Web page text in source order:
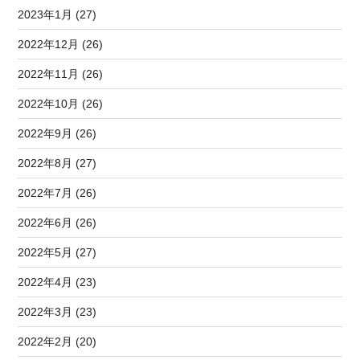
2023年1月 (27)
2022年12月 (26)
2022年11月 (26)
2022年10月 (26)
2022年9月 (26)
2022年8月 (27)
2022年7月 (26)
2022年6月 (26)
2022年5月 (27)
2022年4月 (23)
2022年3月 (23)
2022年2月 (20)